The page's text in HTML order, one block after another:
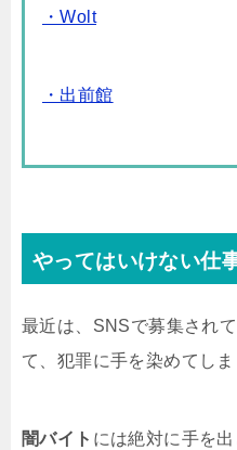
・Wolt
・出前館
やってはいけない仕
最近は、SNSで募集され
て、犯罪に手を染めてしま
闇バイト には絶対に手を